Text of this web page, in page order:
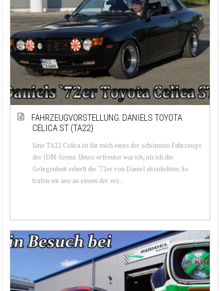
FAHRZEUGVORSTELLUNG: DANIELS TOYOTA
CELICA ST (TA22)
Eine TA22 Celica ist für mich eines der schönsten Fahrzeuge
der JDM-Szene. Umso erfreuter war ich, als ich die
Gelegenheit erhielt die `72er von Daniel abzulichten. So
trafen wir uns an einem der ers...